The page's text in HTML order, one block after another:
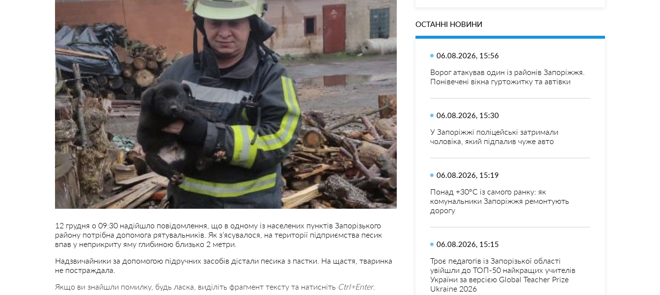
12 грудня о 09:30 надійшло повідомлення, що в одному із населених пунктів Запорізького
району потрібна допомога рятувальників. Як з’ясувалося, на території підприємства песик
впав у неприкриту яму глибиною близько 2 метри.
Надзвичайники за допомогою підручних засобів дістали песика з пастки. На щастя, тваринка
не постраждала.
Якщо ви знайшли помилку, будь ласка, виділіть фрагмент тексту та натисніть Ctrl+Enter.
ОСТАННІ НОВИНИ
06.08.2026, 15:56
Ворог атакував один із районів Запоріжжя.
Понівечені вікна гуртожитку та автівки
06.08.2026, 15:30
У Запоріжжі поліцейські затримали
чоловіка, який підпалив чуже авто
06.08.2026, 15:19
Понад +30°C із самого ранку: як
комунальники Запоріжжя ремонтують
дорогу
06.08.2026, 15:15
Троє педагогів із Запорізької області
увійшли до ТОП-50 найкращих учителів
України за версією Global Teacher Prize
Ukraine 2026